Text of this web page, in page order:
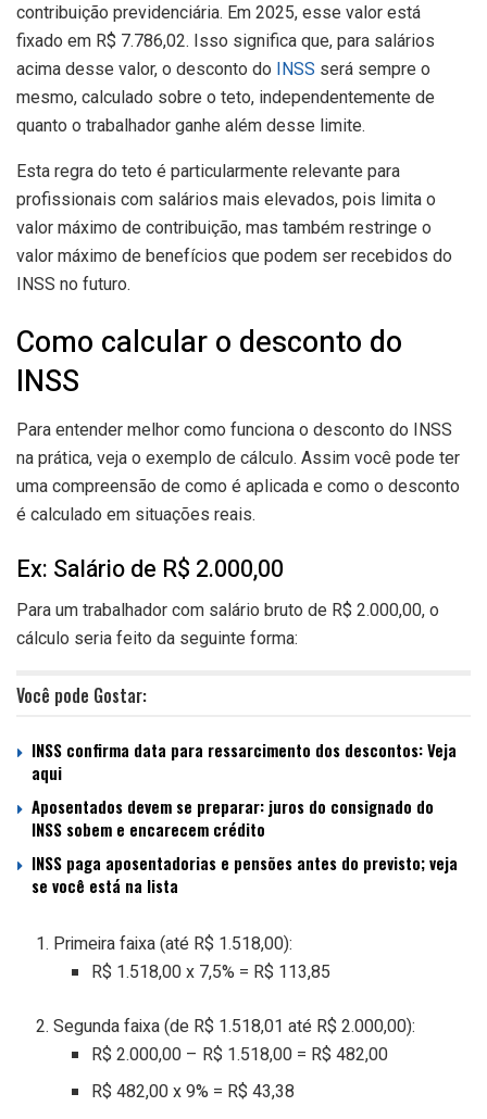
contribuição previdenciária. Em 2025, esse valor está
fixado em R$ 7.786,02. Isso significa que, para salários
acima desse valor, o desconto do INSS será sempre o
mesmo, calculado sobre o teto, independentemente de
quanto o trabalhador ganhe além desse limite.
Esta regra do teto é particularmente relevante para
profissionais com salários mais elevados, pois limita o
valor máximo de contribuição, mas também restringe o
valor máximo de benefícios que podem ser recebidos do
INSS no futuro.
Como calcular o desconto do
INSS
Para entender melhor como funciona o desconto do INSS
na prática, veja o exemplo de cálculo. Assim você pode ter
uma compreensão de como é aplicada e como o desconto
é calculado em situações reais.
Ex: Salário de R$ 2.000,00
Para um trabalhador com salário bruto de R$ 2.000,00, o
cálculo seria feito da seguinte forma:
Você pode Gostar:
INSS confirma data para ressarcimento dos descontos: Veja
aqui
Aposentados devem se preparar: juros do consignado do
INSS sobem e encarecem crédito
INSS paga aposentadorias e pensões antes do previsto; veja
se você está na lista
Primeira faixa (até R$ 1.518,00):
R$ 1.518,00 x 7,5% = R$ 113,85
Segunda faixa (de R$ 1.518,01 até R$ 2.000,00):
R$ 2.000,00 – R$ 1.518,00 = R$ 482,00
R$ 482,00 x 9% = R$ 43,38